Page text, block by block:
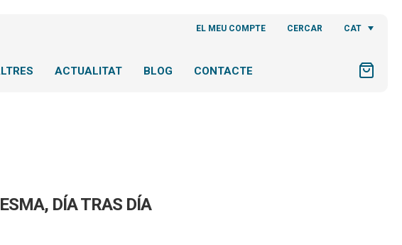
EL MEU COMPTE CERCAR CAT
ACTUALITAT BLOG CONTACTE
DÍA TRAS DÍA